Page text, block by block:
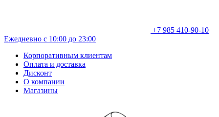
+7 985 410-90-10
Ежедневно с 10:00 до 23:00
Корпоративным клиентам
Оплата и доставка
Дисконт
О компании
Магазины